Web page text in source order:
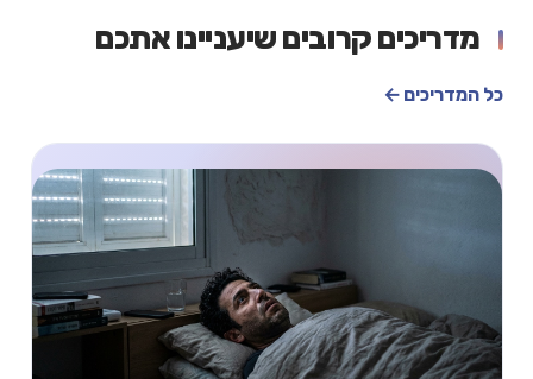
מדריכים קרובים שיעניינו אתכם
כל המדריכים ←